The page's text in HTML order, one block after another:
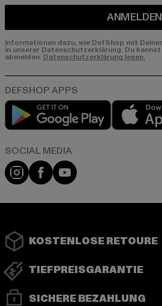
ANMELDEN
Informationen dazu, wie DefShop mit
in unserer Datenschutzerklärung. Du
abmelden. Datenschutzerklärung lesen.
Play
Instagram
FacebookYouTube
KOSTENLOSE RETOURE
TIEFPREISGARANTIE
SICHERE BEZAHLUNG